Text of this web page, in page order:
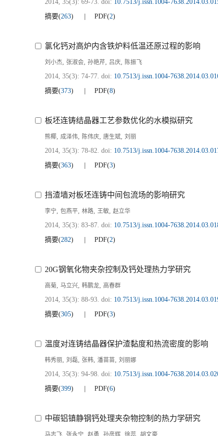
2014, 35(3): 69-73. doi: 10.7513/j.issn.1004-
摘要(263) PDF(2)
氯化钙对高炉内含铁炉料低温还原过程的影响
刘小杰, 张淑会, 孙艳芹, 吕庆, 陈振飞
2014, 35(3): 74-77. doi: 10.7513/j.issn.1004-
摘要(373) PDF(8)
板坯连铸结晶器工艺参数优化的水模拟研究
熊椰, 成泽伟, 陈伟庆, 唐生斌, 刘丽
2014, 35(3): 78-82. doi: 10.7513/j.issn.1004-
摘要(363) PDF(3)
挡渣墙对板坯连铸中间包流场的影响研究
李宁, 包燕平, 林路, 王敏, 赵立华
2014, 35(3): 83-87. doi: 10.7513/j.issn.1004-
摘要(282) PDF(2)
20G钢氧化物夹杂控制及钙处理热力学研究
高菊, 马立兴, 韩鹏龙, 高春群
2014, 35(3): 88-93. doi: 10.7513/j.issn.1004-
摘要(305) PDF(3)
温度对连铸结晶器保护渣黏度和热流密度的影响
韩秀丽, 刘磊, 张韩, 潘苗苗, 刘丽娜
2014, 35(3): 94-98. doi: 10.7513/j.issn.1004-
摘要(399) PDF(6)
中碳铝镇静钢钙处理夹杂物控制的热力学研究
马志飞 张永宁 赵勇 孙彦辉 徐蕊 胡文豪